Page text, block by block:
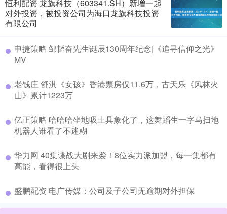
恒利配资 龙旗科技（603341.SH）新增一起
对外投资，被投资公司为海口龙旗科技投资
有限公司
​申捷策略 邹韬奋先生诞辰130周年纪念|《追寻信仰之光》
MV
​老钱庄 舒淇《女孩》香港票房仅11.6万，古天乐《风林火
山》累计1223万
​亿正策略 哈哈哈坐地吸土具象化了，这舞蹈生一字马扫地
机器人谁看了不迷糊
​华力网 40集谍战大剧来袭！8位实力派加盟，每一集都有
高能，看得很上头
​盛鹏配资 电广传媒：公司及子公司无逾期对外担保